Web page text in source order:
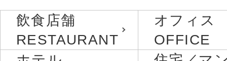
飲食店舗
RESTAURANT
オフィス
OFFICE